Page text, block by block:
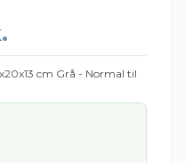
cm Grå - Normal til